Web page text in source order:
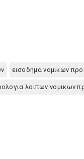
εισοδημα νομικων
λοιπων νομικων